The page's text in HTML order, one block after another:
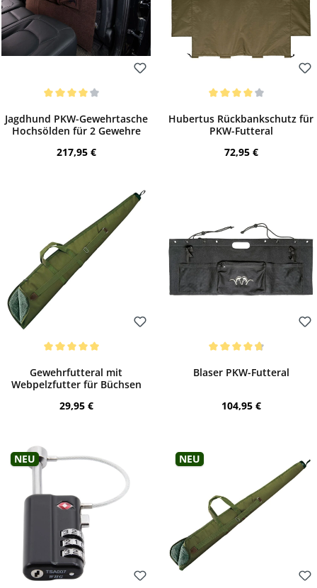
Bewerten
Jagdhund PKW-Gewehrtasche
Hochsölden für 2 Gewehre
Regulärer Preis:
217,95 €
Bewerten
Hubertus Rückbankschutz für
PKW-Futteral
Regulärer Preis:
72,95 €
Bewerten
Gewehrfutteral mit
Webpelzfutter für Büchsen
Regulärer Preis:
29,95 €
Bewerten
Blaser PKW-Futteral
Regulärer Preis:
104,95 €
Neu Neu